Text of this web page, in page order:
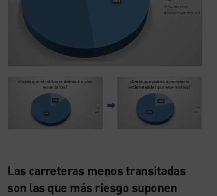
Las carreteras menos transitadas
son las que más riesgo suponen